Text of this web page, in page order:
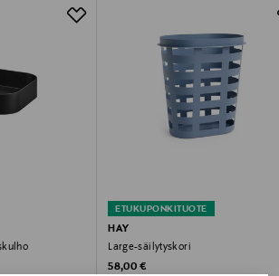
ETUKUPONKITUOTE
HAY
Large-säilytyskori
Original Price
58,00 €